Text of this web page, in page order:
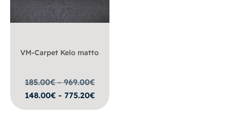
VM-Carpet Kelo matto
185.00€ - 969.00€
148.00€ - 775.20€